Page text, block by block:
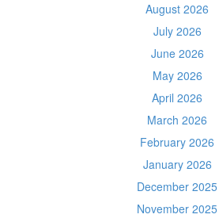
August 2026
July 2026
June 2026
May 2026
April 2026
March 2026
February 2026
January 2026
December 2025
November 2025